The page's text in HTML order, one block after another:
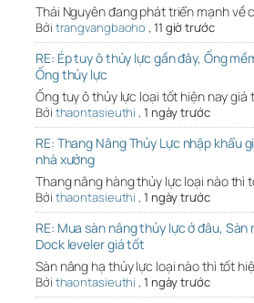
Thái Nguyên đang phát triển mạnh về
Bởi trangvangbaoho , 11 giờ trước
RE: Ép tuy ô thủy lực gần đây, Ống
Ống thủy lực
Ống tuy ô thủy lực loại tốt hiện nay giá
Bởi thaontasieuthi , 1 ngày trước
RE: Thang Nâng Thủy Lực nhập khẩu
nhà xưởng
Thang nâng hàng thủy lực loại nào thì
Bởi thaontasieuthi , 1 ngày trước
RE: Mua sàn nâng thủy lực ở đâu, Sàn
Dock leveler giá tốt
Sàn nâng hạ thủy lực loại nào thì tốt
Bởi thaontasieuthi , 1 ngày trước